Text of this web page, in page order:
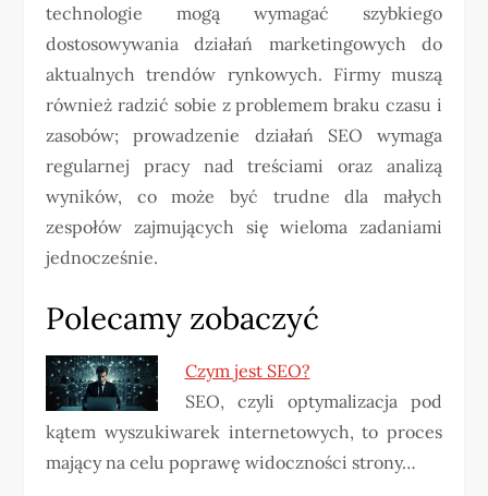
technologie mogą wymagać szybkiego
dostosowywania działań marketingowych do
aktualnych trendów rynkowych. Firmy muszą
również radzić sobie z problemem braku czasu i
zasobów; prowadzenie działań SEO wymaga
regularnej pracy nad treściami oraz analizą
wyników, co może być trudne dla małych
zespołów zajmujących się wieloma zadaniami
jednocześnie.
Polecamy zobaczyć
Czym jest SEO?
SEO, czyli optymalizacja pod
kątem wyszukiwarek internetowych, to proces
mający na celu poprawę widoczności strony…